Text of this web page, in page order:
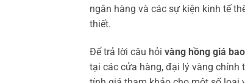
ngân hàng và các sự kiện kinh tế
thiết.
Để trả lời câu hỏi vàng hồng giá
tại các cửa hàng, đại lý vàng chính